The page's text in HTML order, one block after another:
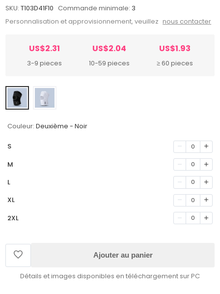
SKU: T103D41F10 Commande minimale: 3
Personnalisation et approvisionnement, veuillez nous contacter
US$2.31
3-9 pieces
US$2.04
10-59 pieces
US$1.93
≥ 60 pieces
Couleur: Deuxième - Noir
S 0
M 0
L 0
XL 0
2XL 0
Ajouter au panier
Détails et images disponibles en téléchargement sur PC